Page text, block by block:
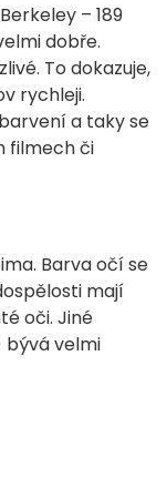
– 189
dobře.
To dokazuje,
rychleji.
a taky se
filmech či
Barva očí se
mají
oči. Jiné
velmi